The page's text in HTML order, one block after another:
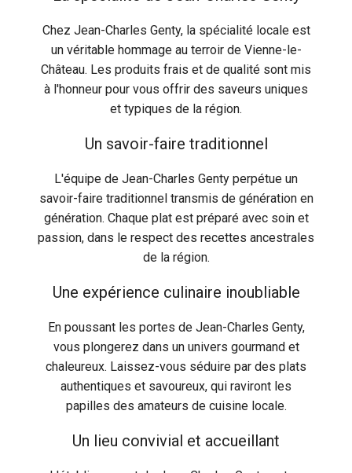
Chez Jean-Charles Genty, la spécialité locale est
un véritable hommage au terroir de Vienne-le-
Château. Les produits frais et de qualité sont mis
à l'honneur pour vous offrir des saveurs uniques
et typiques de la région.
Un savoir-faire traditionnel
L'équipe de Jean-Charles Genty perpétue un
savoir-faire traditionnel transmis de génération en
génération. Chaque plat est préparé avec soin et
passion, dans le respect des recettes ancestrales
de la région.
Une expérience culinaire inoubliable
En poussant les portes de Jean-Charles Genty,
vous plongerez dans un univers gourmand et
chaleureux. Laissez-vous séduire par des plats
authentiques et savoureux, qui raviront les
papilles des amateurs de cuisine locale.
Un lieu convivial et accueillant